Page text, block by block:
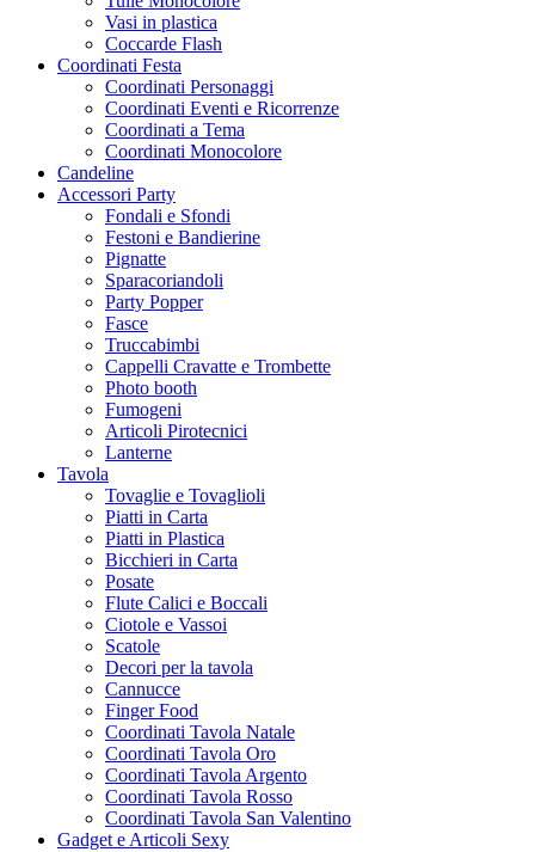
Vasi in plastica
Coccarde Flash
Coordinati Festa
Coordinati Personaggi
Coordinati Eventi e Ricorrenze
Coordinati a Tema
Coordinati Monocolore
Candeline
Accessori Party
Fondali e Sfondi
Festoni e Bandierine
Pignatte
Sparacoriandoli
Party Popper
Fasce
Truccabimbi
Cappelli Cravatte e Trombette
Photo booth
Fumogeni
Articoli Pirotecnici
Lanterne
Tavola
Tovaglie e Tovaglioli
Piatti in Carta
Piatti in Plastica
Bicchieri in Carta
Posate
Flute Calici e Boccali
Ciotole e Vassoi
Scatole
Decori per la tavola
Cannucce
Finger Food
Coordinati Tavola Natale
Coordinati Tavola Oro
Coordinati Tavola Argento
Coordinati Tavola Rosso
Coordinati Tavola San Valentino
Gadget e Articoli Sexy